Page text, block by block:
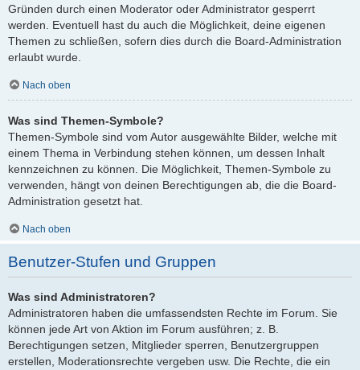
Gründen durch einen Moderator oder Administrator gesperrt
werden. Eventuell hast du auch die Möglichkeit, deine eigenen
Themen zu schließen, sofern dies durch die Board-Administration
erlaubt wurde.
Nach oben
Was sind Themen-Symbole?
Themen-Symbole sind vom Autor ausgewählte Bilder, welche mit
einem Thema in Verbindung stehen können, um dessen Inhalt
kennzeichnen zu können. Die Möglichkeit, Themen-Symbole zu
verwenden, hängt von deinen Berechtigungen ab, die die Board-
Administration gesetzt hat.
Nach oben
Benutzer-Stufen und Gruppen
Was sind Administratoren?
Administratoren haben die umfassendsten Rechte im Forum. Sie
können jede Art von Aktion im Forum ausführen; z. B.
Berechtigungen setzen, Mitglieder sperren, Benutzergruppen
erstellen, Moderationsrechte vergeben usw. Die Rechte, die ein